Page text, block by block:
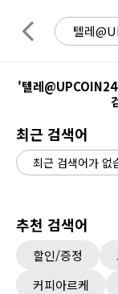
'텔레
최근 검색어
최근 검색어가 없
추천 검색어
할인/증정
커피아르케